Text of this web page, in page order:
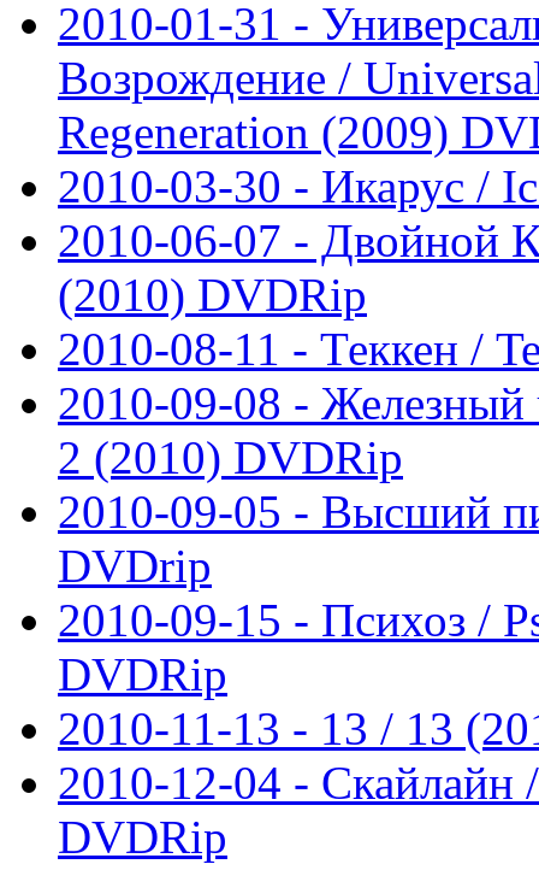
2010-01-31 -
Возрождение /
Regeneration (2009)
2010-03-30 - Икарус /
2010-06-07 - Двойной
(2010) DVDRip
2010-08-11 - Теккен /
2010-09-08 - Железный
2 (2010) DVDRip
2010-09-05 - Высший
DVDrip
2010-09-15 - Психоз /
DVDRip
2010-11-13 - 13 / 13
2010-12-04 - Скайлайн
DVDRip